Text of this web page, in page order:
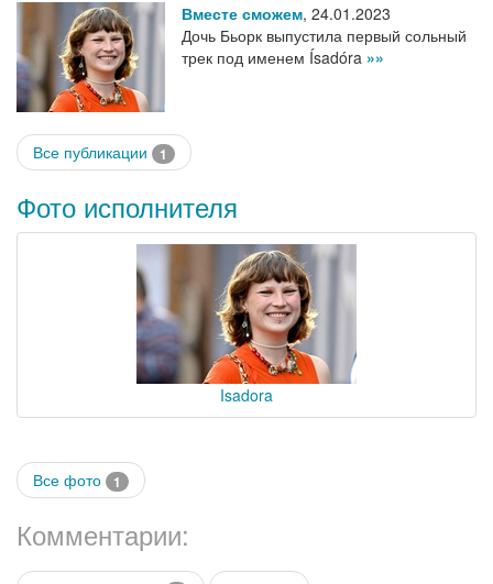
Вместе сможем, 24.01.2023
Дочь Бьорк выпустила первый сольный
трек под именем Ísadóra »»
Все публикации 1
Фото исполнителя
Isadora
Все фото 1
Комментарии: